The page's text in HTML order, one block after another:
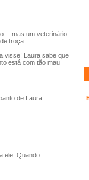
mas um veterinário
troça.
visse! Laura sabe que
está com tão mau
de Laura.
ele. Quando